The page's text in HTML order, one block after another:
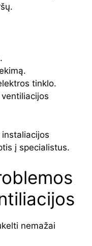
tinklo.
į specialistus.
nemažai